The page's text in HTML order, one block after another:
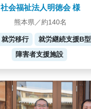
社会福祉法人明徳会 様
熊本県／約140名
就労移行 就労継続支援B型
障害者支援施設